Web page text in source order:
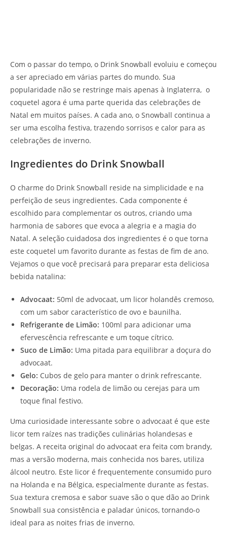
Com o passar do tempo, o Drink Snowball evoluiu e começou
a ser apreciado em várias partes do mundo. Sua
popularidade não se restringe mais apenas à Inglaterra, o
coquetel agora é uma parte querida das celebrações de
Natal em muitos países. A cada ano, o Snowball continua a
ser uma escolha festiva, trazendo sorrisos e calor para as
celebrações de inverno.
Ingredientes do Drink Snowball
O charme do Drink Snowball reside na simplicidade e na
perfeição de seus ingredientes. Cada componente é
escolhido para complementar os outros, criando uma
harmonia de sabores que evoca a alegria e a magia do
Natal. A seleção cuidadosa dos ingredientes é o que torna
este coquetel um favorito durante as festas de fim de ano.
Vejamos o que você precisará para preparar esta deliciosa
bebida natalina:
Advocaat: 50ml de advocaat, um licor holandês cremoso,
com um sabor característico de ovo e baunilha.
Refrigerante de Limão: 100ml para adicionar uma
efervescência refrescante e um toque cítrico.
Suco de Limão: Uma pitada para equilibrar a doçura do
advocaat.
Gelo: Cubos de gelo para manter o drink refrescante.
Decoração: Uma rodela de limão ou cerejas para um
toque final festivo.
Uma curiosidade interessante sobre o advocaat é que este
licor tem raízes nas tradições culinárias holandesas e
belgas. A receita original do advocaat era feita com brandy,
mas a versão moderna, mais conhecida nos bares, utiliza
álcool neutro. Este licor é frequentemente consumido puro
na Holanda e na Bélgica, especialmente durante as festas.
Sua textura cremosa e sabor suave são o que dão ao Drink
Snowball sua consistência e paladar únicos, tornando-o
ideal para as noites frias de inverno.